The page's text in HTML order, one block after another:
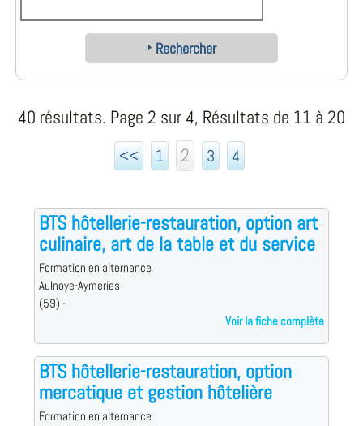
Rechercher
40 résultats. Page 2 sur 4, Résultats de 11 à 20
<< 1 2 3 4
BTS hôtellerie-restauration, option art
culinaire, art de la table et du service
Formation en alternance
Aulnoye-Aymeries
(59) -
Voir la fiche complète
BTS hôtellerie-restauration, option
mercatique et gestion hôtelière
Formation en alternance